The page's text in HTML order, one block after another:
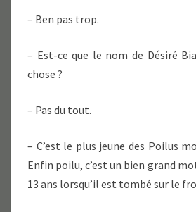
– Ben pas trop.
– Est-ce que le nom de Désiré
chose ?
– Pas du tout.
– C’est le plus jeune des Poilus
Enfin poilu, c’est un bien grand
13 ans lorsqu’il est tombé sur le